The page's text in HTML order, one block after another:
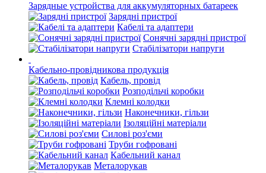
Зарядные устройства для аккумуляторных батареек
Зарядні пристрої
Кабелі та адаптери
Сонячні зарядні пристрої
Стабілізатори напруги
Кабельно-провідникова продукція
Кабель, провід
Розподільчі коробки
Клемні колодки
Наконечники, гільзи
Ізоляційні матеріали
Силові роз'єми
Труби гофровані
Кабельний канал
Металорукав